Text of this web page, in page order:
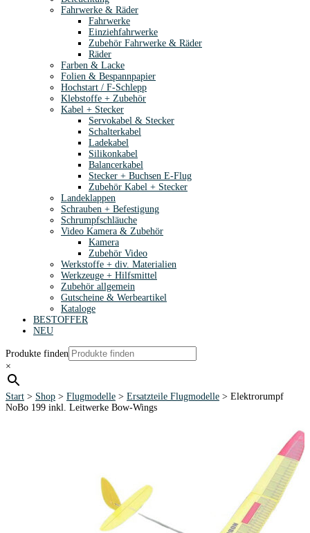
Fahrwerke & Räder
Fahrwerke
Einziehfahrwerke
Zubehör Fahrwerke & Räder
Räder
Farben & Lacke
Folien & Bespannpapier
Hochstart / F-Schlepp
Klebstoffe + Zubehör
Kabel + Stecker
Servokabel & Stecker
Schalterkabel
Ladekabel
Silikonkabel
Balancerkabel
Stecker + Buchsen E-Flug
Zubehör Kabel + Stecker
Landeklappen
Schrauben + Befestigung
Schrumpfschläuche
Video Kamera & Zubehör
Kamera
Zubehör Video
Werkstoffe + div. Materialien
Werkzeuge + Hilfsmittel
Zubehör allgemein
Gutscheine & Werbeartikel
Kataloge
BESTOFFER
NEU
Produkte finden
×
Start > Shop > Flugmodelle > Ersatzteile Flugmodelle > Elektrorumpf
NoBo 199 inkl. Leitwerke Bow-Wings